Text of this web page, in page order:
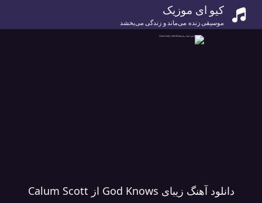
کیو ای موزیک
موسیقی زنده می‌ماند و زندگی می‌بخشد
دانلود آهنگ زیبای God Knows از Calum Scott